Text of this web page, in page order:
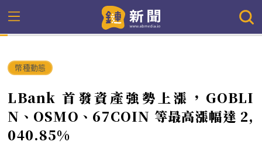
幣種動態
LBank 首發資產強勢上漲，GOBLI
N、OSMO、67COIN 等最高漲幅達 2,
040.85%